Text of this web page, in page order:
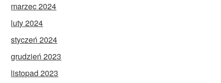
marzec 2024
luty 2024
styczeń 2024
grudzień 2023
listopad 2023